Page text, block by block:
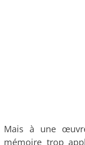
Mais à une
mémoire trop